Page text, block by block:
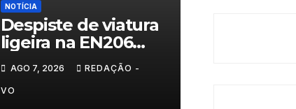
NOTÍCIA
Despiste de viatura
ligeira na EN206
cruzamento Fornos
do Pinhal
AGO 7, 2026 REDAÇÃO -
VO